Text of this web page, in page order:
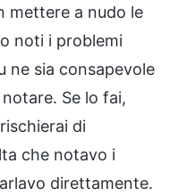
mettere a nudo le
noti i problemi
ne sia consapevole
Se lo fai,
di
che notavo i
direttamente.